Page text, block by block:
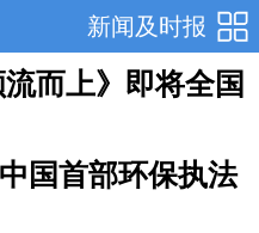
新闻及时报
而上》即将全国
国首部环保执法